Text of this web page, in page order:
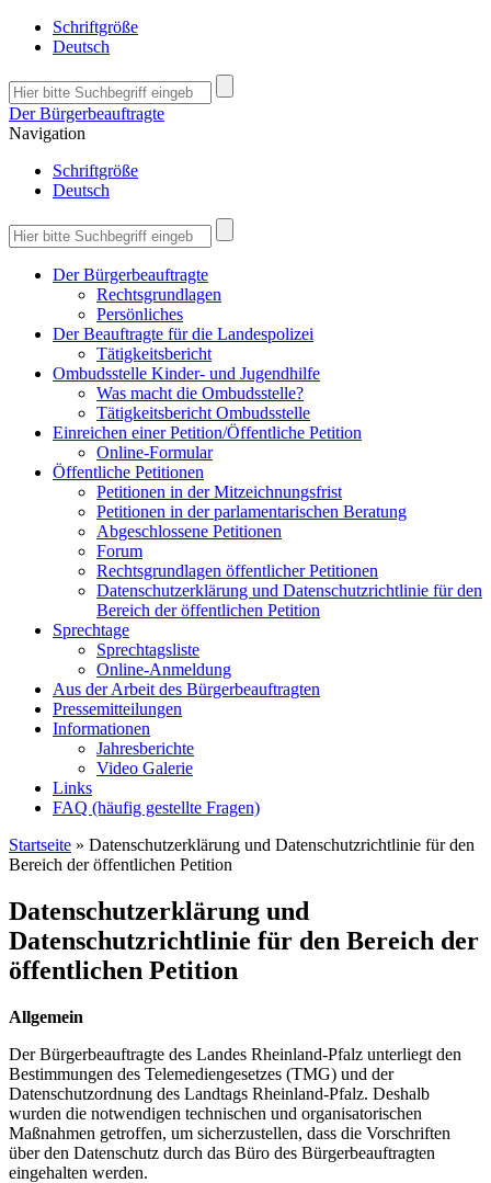
Schriftgröße
Deutsch
Der Bürgerbeauftragte
Navigation
Schriftgröße
Deutsch
Der Bürgerbeauftragte
Rechtsgrundlagen
Persönliches
Der Beauftragte für die Landespolizei
Tätigkeitsbericht
Ombudsstelle Kinder- und Jugendhilfe
Was macht die Ombudsstelle?
Tätigkeitsbericht Ombudsstelle
Einreichen einer Petition/Öffentliche Petition
Online-Formular
Öffentliche Petitionen
Petitionen in der Mitzeichnungsfrist
Petitionen in der parlamentarischen Beratung
Abgeschlossene Petitionen
Forum
Rechtsgrundlagen öffentlicher Petitionen
Datenschutzerklärung und Datenschutzrichtlinie für den
Bereich der öffentlichen Petition
Sprechtage
Sprechtagsliste
Online-Anmeldung
Aus der Arbeit des Bürgerbeauftragten
Pressemitteilungen
Informationen
Jahresberichte
Video Galerie
Links
FAQ (häufig gestellte Fragen)
Startseite » Datenschutzerklärung und Datenschutzrichtlinie für den
Bereich der öffentlichen Petition
Datenschutzerklärung und
Datenschutzrichtlinie für den Bereich der
öffentlichen Petition
Allgemein
Der Bürgerbeauftragte des Landes Rheinland-Pfalz unterliegt den
Bestimmungen des Telemediengesetzes (TMG) und der
Datenschutzordnung des Landtags Rheinland-Pfalz. Deshalb
wurden die notwendigen technischen und organisatorischen
Maßnahmen getroffen, um sicherzustellen, dass die Vorschriften
über den Datenschutz durch das Büro des Bürgerbeauftragten
eingehalten werden.